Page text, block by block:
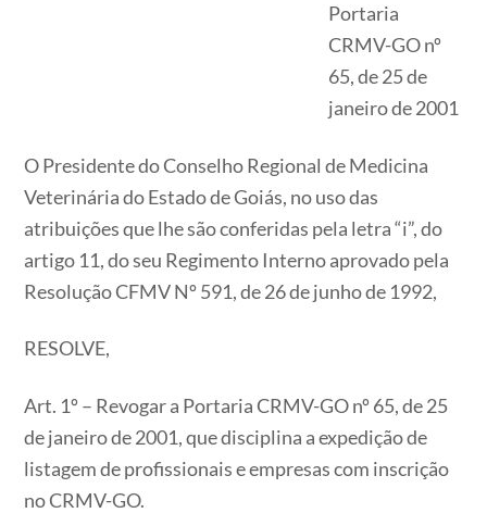
Portaria
CRMV-GO nº
65, de 25 de
janeiro de 2001
O Presidente do Conselho Regional de Medicina
Veterinária do Estado de Goiás, no uso das
atribuições que lhe são conferidas pela letra “i”, do
artigo 11, do seu Regimento Interno aprovado pela
Resolução CFMV Nº 591, de 26 de junho de 1992,
RESOLVE,
Art. 1º – Revogar a Portaria CRMV-GO nº 65, de 25
de janeiro de 2001, que disciplina a expedição de
listagem de profissionais e empresas com inscrição
no CRMV-GO.